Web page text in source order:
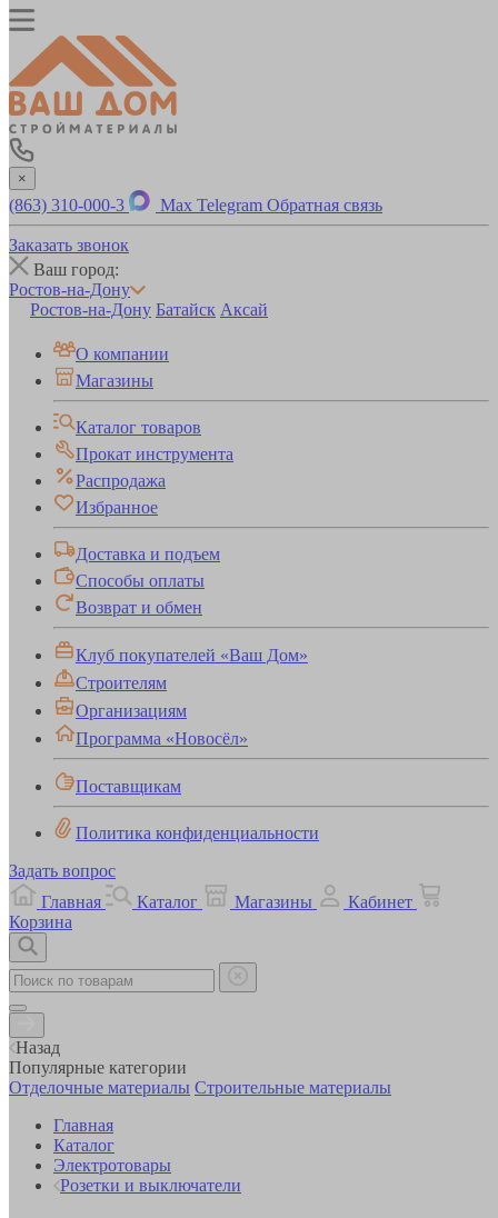
×
(863) 310-000-3 Max Telegram Обратная связь
Заказать звонок
Ваш город:
Ростов-на-Дону
Ростов-на-Дону Батайск Аксай
О компании
Магазины
Каталог товаров
Прокат инструмента
Распродажа
Избранное
Доставка и подъем
Способы оплаты
Возврат и обмен
Клуб покупателей «Ваш Дом»
Строителям
Организациям
Программа «Новосёл»
Поставщикам
Политика конфиденциальности
Задать вопрос
Главная
Каталог Магазины
Кабинет
Корзина
Назад
Популярные категории
Отделочные материалы Строительные материалы
Главная
Каталог
Электротовары
Розетки и выключатели